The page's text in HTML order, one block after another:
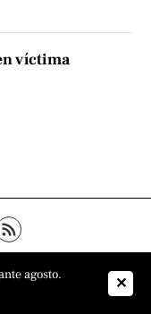
víctima
de privacidad
nosotros
agosto.
✕